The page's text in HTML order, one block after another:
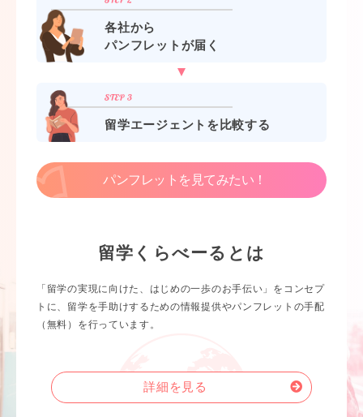
各社から
パンフレットが届く
留学エージェントを比較する
パンフレットを見てみたい！
留学くらべーるとは
「留学の実現に向けた、はじめの一歩のお手伝い」をコンセプ
トに、留学を手助けするための情報提供やパンフレットの手配
（無料）を行っています。
詳細を見る